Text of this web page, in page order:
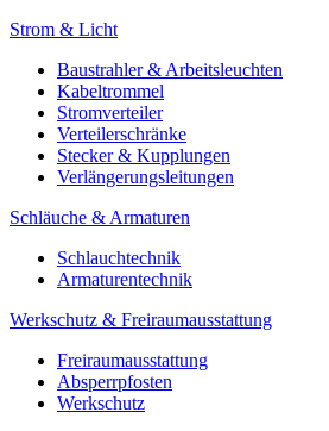
Strom & Licht
Baustrahler & Arbeitsleuchten
Kabeltrommel
Stromverteiler
Verteilerschränke
Stecker & Kupplungen
Verlängerungs­leitungen
Schläuche & Armaturen
Schlauchtechnik
Armaturentechnik
Werkschutz & Freiraumausstattung
Freiraumausstattung
Absperrpfosten
Werkschutz